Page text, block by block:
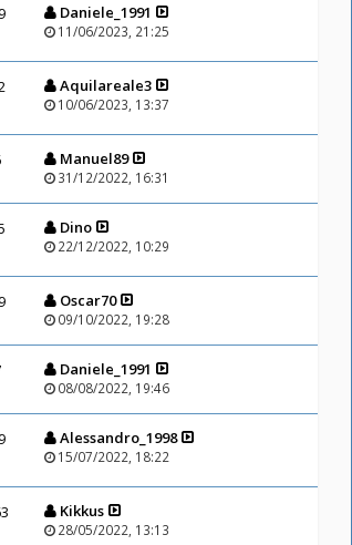
Daniele_1991
11/06/2023, 21:25
Aquilareale3
10/06/2023, 13:37
Manuel89
31/12/2022, 16:31
Dino
22/12/2022, 10:29
Oscar70
09/10/2022, 19:28
Daniele_1991
08/08/2022, 19:46
Alessandro_1998
15/07/2022, 18:22
Kikkus
28/05/2022, 13:13